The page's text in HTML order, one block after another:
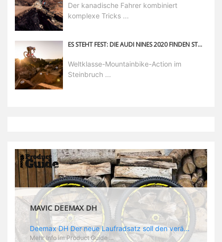
Der kanadische Fahrer kombiniert
komplexe Tricks ...
ES STEHT FEST: DIE AUDI NINES 2020 FINDEN STATT!
Weltklasse-Mountainbike-Action im
Steinbruch ...
MAVIC DEEMAX DH
Deemax DH Der neue Laufradsatz soll den veränderten Ansprüchen im Downhill Einsatz gerecht werden: die Geschwindigkeiten werden immer höher, die Kräfte, die aufs Material wirken ebenfalls. Damit steigen natürlich auch die Ansprüche der Fahrer ans Material. Das einzige, was eventuell niedriger wird, ist der Reifendruck. Somit ergibt sich der Anforderungskatalog an das Deemax-Update. Hier ist das Ergebnis: - der Laufradsatz bekam eine neue Felge mit 28 mm Innenbreite. Laut Scott Sharples ist das der beste Kompromiss aus Stabilität, Gewicht und Steifigkeit, vor allem aber passt diese Breite am besten zu den Reifen, die aktuell auf dem Markt sind und im Renneinsatz gefahren werden. Es gehe auch breite und schmaler, 28 mm hätten sich aber im Test als Optimum herausgestellt. - mit einem 4D-Fertigungsprozess wurde die Materialverteilung optimiert: Stabilität dort, wo sie erforderlich ist, Gewichtsersparnis da, wo es Sinn macht. Somit gibt Mavic eine GGewichtsersparnis von 15 % an, ohne an Stabilität einzubüßen - neue, ultraleichte „double butted“ Speichen und ein super effizienter Freilauf - Mavics bewährtes UST System für perfekte Kompatibilität mit Tubeless Reifen - Gewicht (Laufradset): 1944 g)
Mehr Info im Product Guide ...